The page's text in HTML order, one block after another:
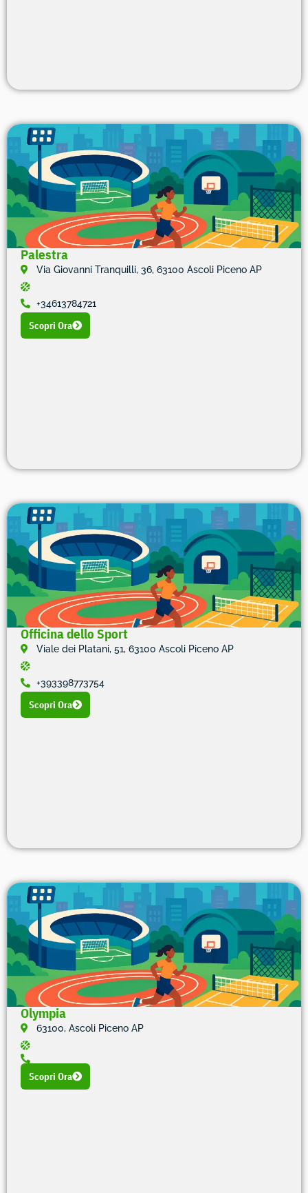
Palestra
Via Giovanni Tranquilli, 36, 63100 Ascoli Piceno AP
+34613784721
Scopri Ora
Officina dello Sport
Viale dei Platani, 51, 63100 Ascoli Piceno AP
+393398773754
Scopri Ora
Olympia
63100, Ascoli Piceno AP
Scopri Ora